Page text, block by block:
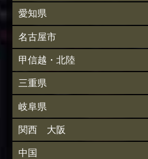
愛知県
名古屋市
甲信越・北陸
三重県
岐阜県
関西 大阪
中国